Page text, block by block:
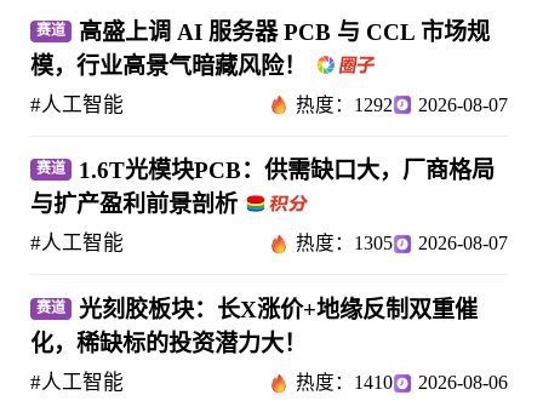
赛道
高盛上调 AI 服务器 PCB 与 CCL 市场规
模，行业高景气暗藏风险！
#人工智能 热度：1292 2026-08-07
赛道
1.6T光模块PCB：供需缺口大，厂商格局
与扩产盈利前景剖析
#人工智能 热度：1305 2026-08-07
赛道
光刻胶板块：长X涨价+地缘反制双重催
化，稀缺标的投资潜力大！
#人工智能 热度：1410 2026-08-06